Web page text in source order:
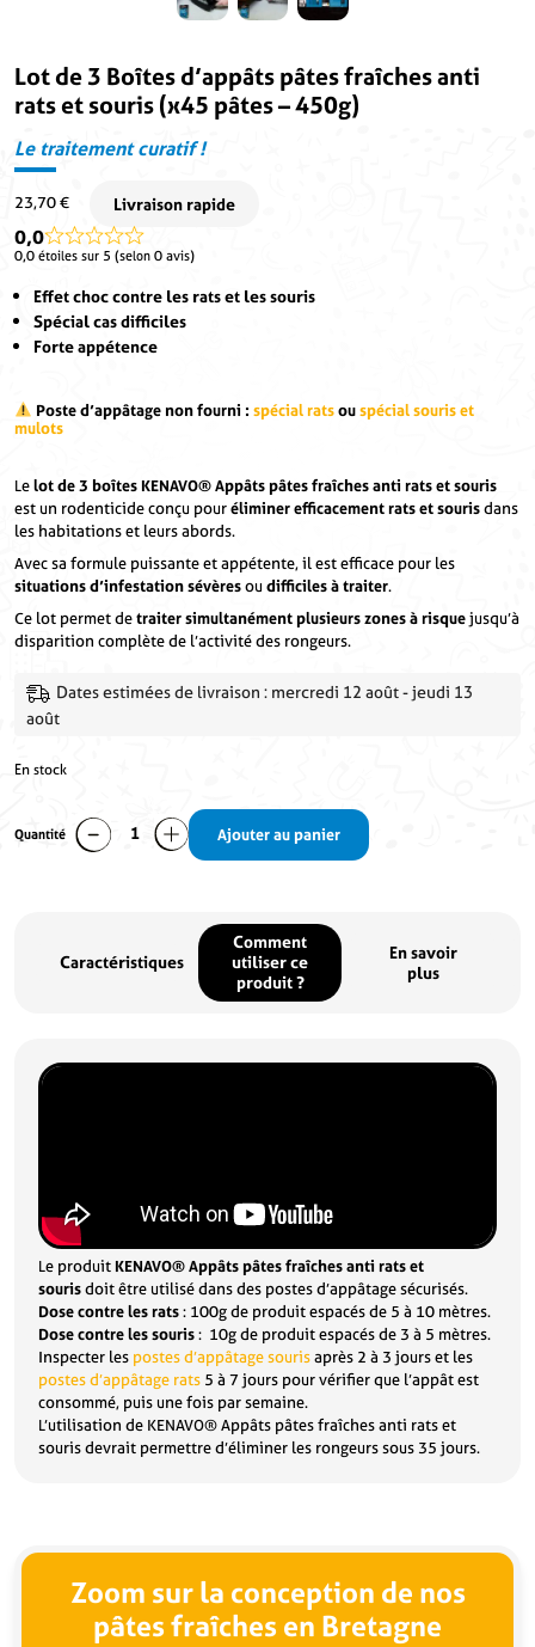
Lot de 3 Boîtes d’appâts pâtes fraîches anti
rats et souris (x45 pâtes – 450g)
Le traitement curatif !
23,70€
0,0
0,0 étoiles sur 5 (selon 0 avis)
Effet choc contre les rats et les souris
Spécial cas difficiles
Forte appétence
Poste d’appâtage non fourni : spécial ratsouspécial souris et
mulots
Lelot de 3 boîtesKENAVO® Appâts pâtes fraîches anti rats et souris
est un rodenticide conçu pouréliminer efficacement rats et sourisdans
les habitations et leurs abords.
Avec sa formule puissante et appétente, il est efficace pour les
situations d’infestation sévèresou difficiles à traiter.
Ce lot permet detraiter simultanément plusieurs zones à risquejusqu’à
disparition complète de l’activité des rongeurs.
Dates estimées de livraison : mercredi 12 août - jeudi 13
août
En stock
Quantité
quantité
Ajouter au panier
Comment
utiliser ce
produit ?
En savoir
plus
Caractéristiques
Le produit KENAVO® Appâts pâtes fraîches anti rats et
sourisdoit être utilisé dans des postes d’appâtage sécurisés.
Dose contre les rats: 100g de produit espacés de 5 à 10 mètres.
Dose contre les souris: 10g de produit espacés de 3 à 5 mètres.
Inspecter les postes d’appâtage sourisaprès 2 à 3 jours et les
postes d’appâtage rats 5 à 7 jours pour vérifier que l’appât est
consommé, puis une fois par semaine.
L’utilisation de KENAVO® Appâts pâtes fraîches anti rats et
souris devrait permettre d’éliminer les rongeurs sous 35 jours.
Zoom sur la conception de nos
pâtes fraîches en Bretagne